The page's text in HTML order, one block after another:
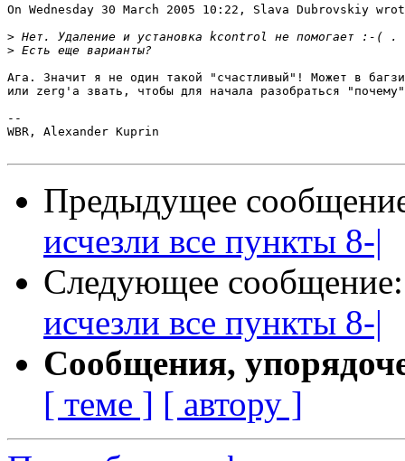
On Wednesday 30 March 2005 10:22, Slava Dubrovskiy
>
>
Ага. Значит я не один такой "счастливый"! Может в
или zerg'а звать, чтобы для начала разобраться
--
WBR, Alexander Kuprin
Предыдущее
исчезли все пункты 8-|
Следующее
исчезли все пункты 8-|
Сообщения,
[ теме ] [ автору ]